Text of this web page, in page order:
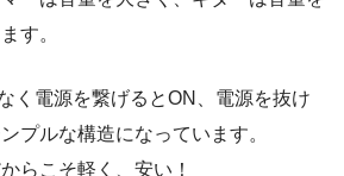
す。
く電源を繋げるとON、電源を抜け
プルな構造になっています。
らこそ軽く、安い！